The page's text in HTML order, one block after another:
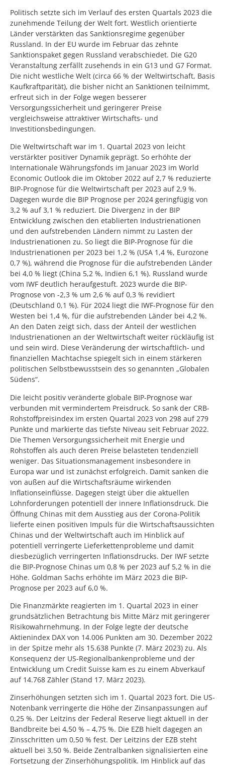
Politisch setzte sich im Verlauf des ersten Quartals 2023 die
zunehmende Teilung der Welt fort. Westlich orientierte
Länder verstärkten das Sanktionsregime gegenüber
Russland. In der EU wurde im Februar das zehnte
Sanktionspaket gegen Russland verabschiedet. Die G20
Veranstaltung zerfällt zusehends in ein G13 und G7 Format.
Die nicht westliche Welt (circa 66 % der Weltwirtschaft, Basis
Kaufkraftparität), die bisher nicht an Sanktionen teilnimmt,
erfreut sich in der Folge wegen besserer
Versorgungssicherheit und geringerer Preise
vergleichsweise attraktiver Wirtschafts- und
Investitionsbedingungen.
Die Weltwirtschaft war im 1. Quartal 2023 von leicht
verstärkter positiver Dynamik geprägt. So erhöhte der
Internationale Währungsfonds im Januar 2023 im World
Economic Outlook die im Oktober 2022 auf 2,7 % reduzierte
BIP-Prognose für die Weltwirtschaft per 2023 auf 2,9 %.
Dagegen wurde die BIP Prognose per 2024 geringfügig von
3,2 % auf 3,1 % reduziert. Die Divergenz in der BIP
Entwicklung zwischen den etablierten Industrienationen
und den aufstrebenden Ländern nimmt zu Lasten der
Industrienationen zu. So liegt die BIP-Prognose für die
Industrienationen per 2023 bei 1,2 % (USA 1,4 %, Eurozone
0,7 %), während die Prognose für die aufstrebenden Länder
bei 4,0 % liegt (China 5,2 %, Indien 6,1 %). Russland wurde
vom IWF deutlich heraufgestuft. 2023 wurde die BIP-
Prognose von -2,3 % um 2,6 % auf 0,3 % revidiert
(Deutschland 0,1 %). Für 2024 liegt die IWF-Prognose für den
Westen bei 1,4 %, für die aufstrebenden Länder bei 4,2 %.
An den Daten zeigt sich, dass der Anteil der westlichen
Industrienationen an der Weltwirtschaft weiter rückläufig ist
und sein wird. Diese Veränderung der wirtschaftlich- und
finanziellen Machtachse spiegelt sich in einem stärkeren
politischen Selbstbewusstsein des so genannten „Globalen
Südens“.
Die leicht positiv veränderte globale BIP-Prognose war
verbunden mit vermindertem Preisdruck. So sank der CRB-
Rohstoffpreisindex im ersten Quartal 2023 von 298 auf 279
Punkte und markierte das tiefste Niveau seit Februar 2022.
Die Themen Versorgungssicherheit mit Energie und
Rohstoffen als auch deren Preise belasteten tendenziell
weniger. Das Situationsmanagement insbesondere in
Europa war und ist zunächst erfolgreich. Damit sanken die
von außen auf die Wirtschaftsräume wirkenden
Inflationseinflüsse. Dagegen steigt über die aktuellen
Lohnforderungen potentiell der innere Inflationsdruck. Die
Öffnung Chinas mit dem Ausstieg aus der Corona-Politik
lieferte einen positiven Impuls für die Wirtschaftsaussichten
Chinas und der Weltwirtschaft auch im Hinblick auf
potentiell verringerte Lieferkettenprobleme und damit
diesbezüglich verringerten Inflationsdrucks. Der IWF setzte
die BIP-Prognose Chinas um 0,8 % per 2023 auf 5,2 % in die
Höhe. Goldman Sachs erhöhte im März 2023 die BIP-
Prognose per 2023 auf 6,0 %.
Die Finanzmärkte reagierten im 1. Quartal 2023 in einer
grundsätzlichen Betrachtung bis Mitte März mit geringerer
Risikowahrnehmung. In der Folge legte der deutsche
Aktienindex DAX von 14.006 Punkten am 30. Dezember 2022
in der Spitze mehr als 15.638 Punkte (7. März 2023) zu. Als
Konsequenz der US-Regionalbankenprobleme und der
Entwicklung um Credit Suisse kam es zu einem Abverkauf
auf 14.768 Zähler (Stand 17. März 2023).
Zinserhöhungen setzten sich im 1. Quartal 2023 fort. Die US-
Notenbank verringerte die Höhe der Zinsanpassungen auf
0,25 %. Der Leitzins der Federal Reserve liegt aktuell in der
Bandbreite bei 4,50 % – 4,75 %. Die EZB hielt dagegen an
Zinsschritten um 0,50 % fest. Der Leitzins der EZB steht
aktuell bei 3,50 %. Beide Zentralbanken signalisierten eine
Fortsetzung der Zinserhöhungspolitik. Im Hinblick auf das